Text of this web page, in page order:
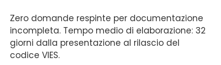
Zero domande respinte per documentazione
incompleta. Tempo medio di elaborazione: 32
giorni dalla presentazione al rilascio del
codice VIES.